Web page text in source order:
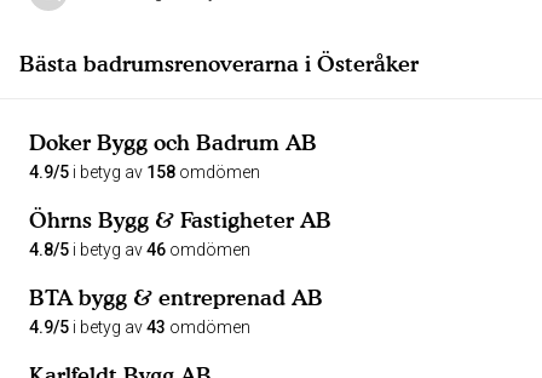
Bästa badrumsrenoverarna i Österåker
Doker Bygg och Badrum AB
4.9/5 i betyg av 158 omdömen
Öhrns Bygg & Fastigheter AB
4.8/5 i betyg av46 omdömen
BTA bygg & entreprenad AB
4.9/5 i betyg av43 omdömen